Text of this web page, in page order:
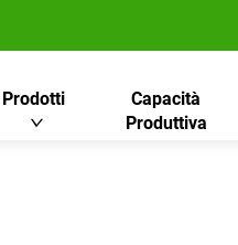
Prodotti
Capacità
Produttiva